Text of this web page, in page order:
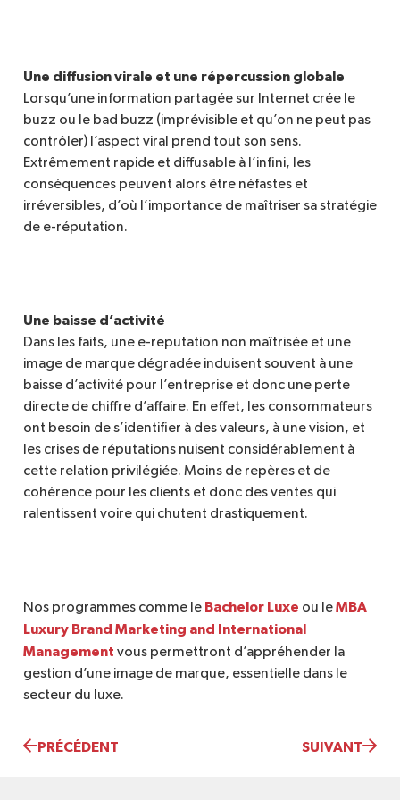
Une diffusion virale et une répercussion globale
Lorsqu’une information partagée sur Internet crée le
buzz ou le bad buzz (imprévisible et qu’on ne peut pas
contrôler) l’aspect viral prend tout son sens.
Extrêmement rapide et diffusable à l’infini, les
conséquences peuvent alors être néfastes et
irréversibles, d’où l’importance de maîtriser sa stratégie
de e-réputation.
Une baisse d’activité
Dans les faits, une e-reputation non maîtrisée et une
image de marque dégradée induisent souvent à une
baisse d’activité pour l’entreprise et donc une perte
directe de chiffre d’affaire. En effet, les consommateurs
ont besoin de s’identifier à des valeurs, à une vision, et
les crises de réputations nuisent considérablement à
cette relation privilégiée. Moins de repères et de
cohérence pour les clients et donc des ventes qui
ralentissent voire qui chutent drastiquement.
Nos programmes comme le Bachelor Luxe ou leMBA
Luxury Brand Marketing and International
Management vous permettront d’appréhender la
gestion d’une image de marque, essentielle dans le
secteur du luxe.
PRÉCÉDENT SUIVANT